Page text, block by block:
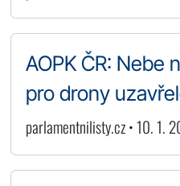
AOPK ČR: Nebe
pro drony
parlamentnilisty.cz • 10. 1.